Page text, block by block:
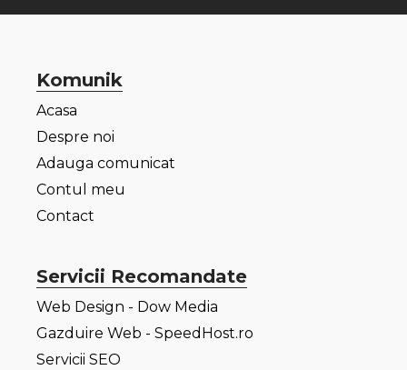
Komunik
Acasa
Despre noi
Adauga comunicat
Contul meu
Contact
Servicii Recomandate
Web Design - Dow Media
Gazduire Web - SpeedHost.ro
Servicii SEO